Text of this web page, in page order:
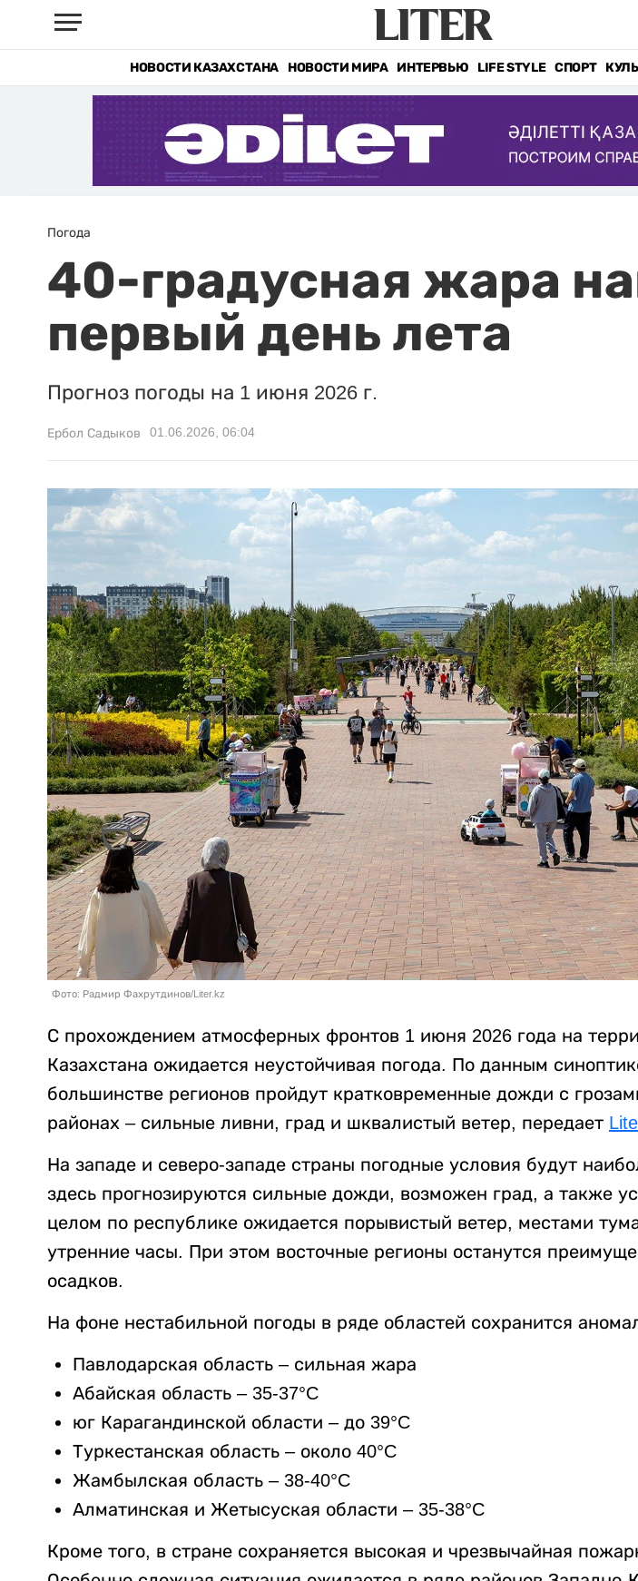
НОВОСТИ КАЗАХСТАНА НОВОСТИ МИРА ИНТЕРВЬЮ LIFE STYLE СПОРТ
Погода
40-градусная жара
первый день лета
Прогноз погоды на 1 июня 2026 г.
Ербол Садыков 01.06.2026, 06:04
Фото: Радмир Фахрутдинов/Liter.kz
С прохождением атмосферных фронтов 1 июня 2026 года на
Казахстана ожидается неустойчивая погода. По данным
большинстве регионов пройдут кратковременные дожди с
районах – сильные ливни, град и шквалистый ветер, передает
На западе и северо-западе страны погодные условия будут
здесь прогнозируются сильные дожди, возможен град, а также
целом по республике ожидается порывистый ветер, местами
утренние часы. При этом восточные регионы останутся
осадков.
На фоне нестабильной погоды в ряде областей сохранится
Павлодарская область – сильная жара
Абайская область – 35-37°C
юг Карагандинской области – до 39°C
Туркестанская область – около 40°C
Жамбылская область – 38-40°C
Алматинская и Жетысуская области – 35-38°C
Кроме того, в стране сохраняется высокая и чрезвычайная